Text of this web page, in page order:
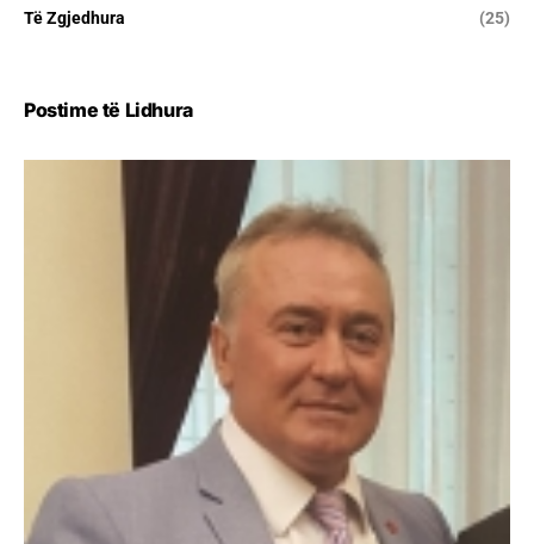
Të Zgjedhura (25)
Postime të Lidhura